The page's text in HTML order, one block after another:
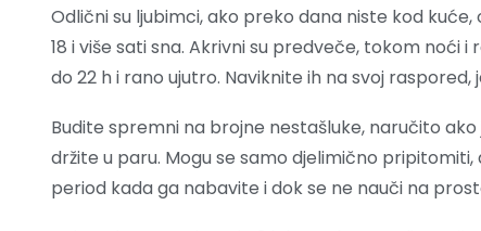
Odlični su ljubimci, ako preko dana niste kod
18 i više sati sna. Akrivni su predveče, tokom noći
do 22 h i rano ujutro. Naviknite ih na svoj raspored,
Budite spremni na brojne nestašluke, naručito
držite u paru. Mogu se samo djelimično
period kada ga nabavite i dok se ne nauči na